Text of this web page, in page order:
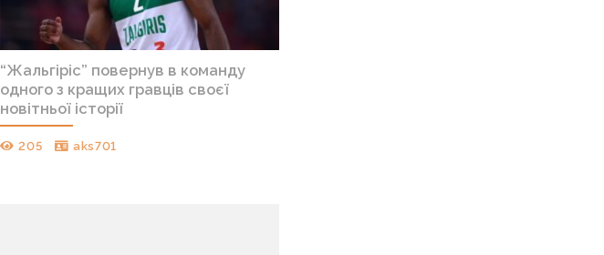
“Жальгіріс” повернув в команду
одного з кращих гравців своєї
новітньої історії
205 aks701